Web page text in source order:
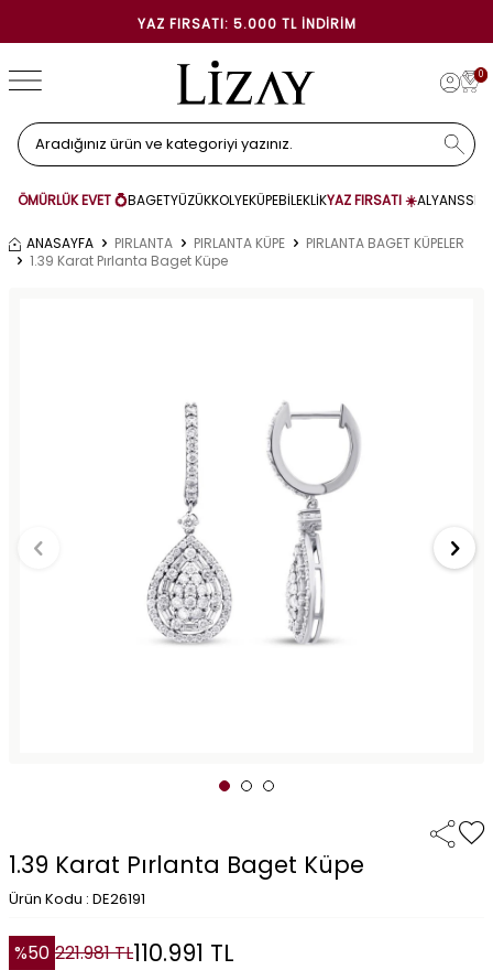
YAZ FIRSATI: 5.000 TL İNDIRIM
0
ÖMÜRLÜK EVET 💍BAGETYÜZÜKKOLYEKÜPEBİLEKLİKYAZ FIRSATI ☀️ALYANS
ANASAYFA PIRLANTA PIRLANTA KÜPE
PIRLANTA BAGET KÜPELER
1.39 Karat Pırlanta Baget Küpe
1.39 Karat Pırlanta Baget Küpe
Ürün Kodu : DE26191
%50 221.981TL110.991 TL